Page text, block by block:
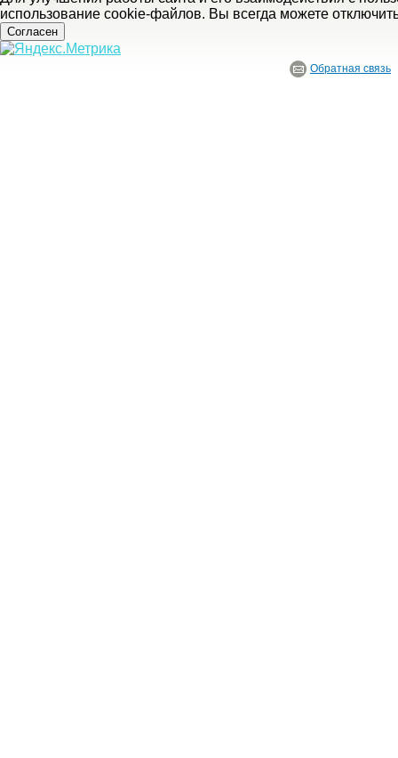
использование cookie-файлов. Вы всегда можете
Согласен
Обратная связь